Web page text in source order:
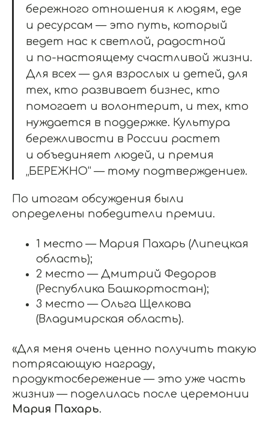
бережного отношения к людям, еде
и ресурсам — это путь, который
ведет нас к светлой, радостной
и по-настоящему счастливой жизни.
Для всех — для взрослых и детей, для
тех, кто развивает бизнес, кто
помогает и волонтерит, и тех, кто
нуждается в поддержке. Культура
бережливости в России растет
и объединяет людей, и премия
„БЕРЕЖНО“ — тому подтверждение».
По итогам обсуждения были
определены победители премии.
1 место — Мария Пахарь (Липецкая
область);
2 место — Дмитрий Федоров
(Республика Башкортостан);
3 место — Ольга Щелкова
(Владимирская область).
«Для меня очень ценно получить такую
потрясающую награду,
продуктосбережение — это уже часть
жизни» — поделилась после церемонии
Мария Пахарь.